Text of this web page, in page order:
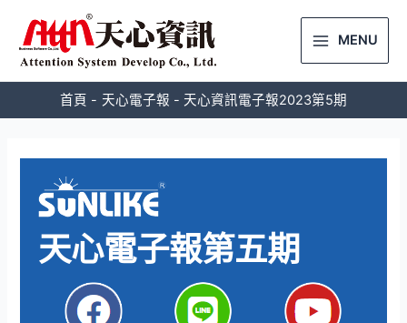
MENU
首頁 天心電子報 天心資訊電子報2023第5期
天心電子報第五期